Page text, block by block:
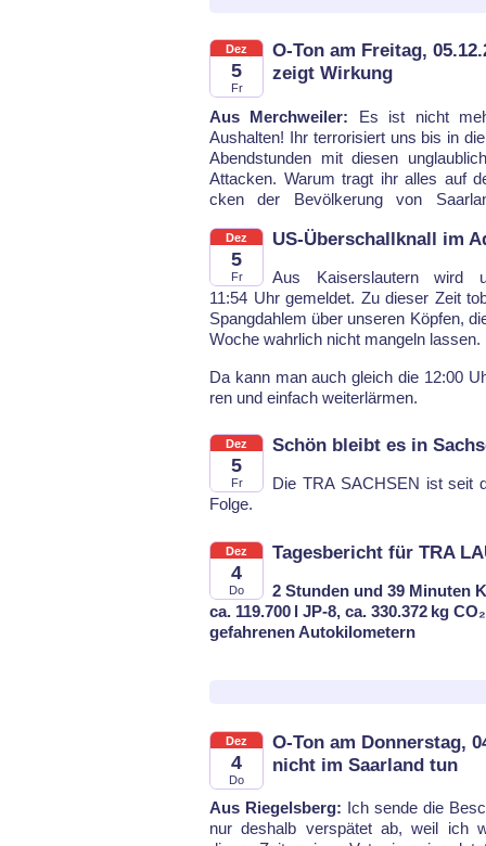
Dez
5
Fr
O-Ton am Freitag,
zeigt Wirkung
Aus Merchweiler: Es ist nicht
Aus­hal­ten! Ihr ter­ro­ri­siert uns bis in
Abend­stun­den mit die­sen
At­ta­cken. Wa­rum tragt ihr al­les auf
cken der Be­völ­ke­rung von
Rhein­land-Pfalz aus? Ich
drück­lich ge­gen die­se un­glaub­lich
be­schal­lung und die da­mit
Dez
5
Fr
US-Überschallknall im
Aus Kai­sers­lau­tern wird
11:54 Uhr ge­mel­det. Zu die­ser Zeit
Spang­dah­lem über un­se­ren Köp­fen,
Wo­che wahr­lich nicht man­geln las­sen.
Da kann man auch gleich die 12:00
ren und ein­fach wei­ter­lär­men.
Dez
5
Fr
Schön bleibt es in
Die TRA SACH­SEN ist seit
Fol­ge.
Dez
4
Do
Tagesbericht für TRA
2 Stunden und 39 Minuten
ca. 119.700 l JP-8, ca. 330.372 kg
gefahrenen Autokilometern
Dez
4
Do
O-Ton am Donnerstag,
nicht im Saarland tun
Aus Riegelsberg: Ich sen­de die
nur des­halb ver­sp­ätet ab, weil ich
Staa­tes wis­sen und spü­ren
Re­gie­rung mit ih­ren Bür­gern tut. Mö­ge